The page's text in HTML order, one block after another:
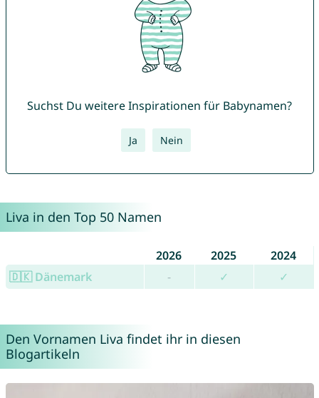
Suchst Du weitere Inspirationen für Babynamen?
Ja Nein
Liva in den Top 50 Namen
2026 2025
2024
🇩🇰 Dänemark
- ✓ ✓
Den Vornamen Liva findet ihr in diesen
Blogartikeln